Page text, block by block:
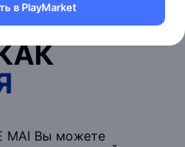
в PlayMarket
MAI Вы можете